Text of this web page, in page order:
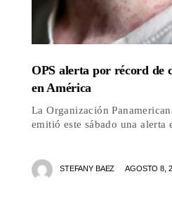
OPS alerta por récord de
en América
La Organización
emitió este sábado una alerta
STEFANY BAEZ AGOSTO 8,